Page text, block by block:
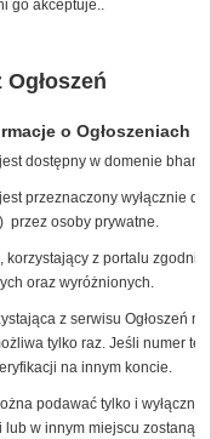
go akceptuje..
o Ogłoszeniach
jest dostępny w domenie
jest przeznaczony wyłącznie
przez osoby prywatne.
korzystający z portalu
oraz wyróżnionych.
z serwisu Ogłoszeń
tylko raz. Jeśli numer
na innym koncie.
podawać tylko i
lub w innym miejscu zostaną